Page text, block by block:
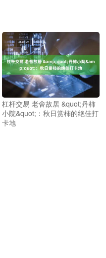
杠杆交易 老舍故居 &quot;丹柿
小院&quot;：秋日赏柿的绝佳打
卡地